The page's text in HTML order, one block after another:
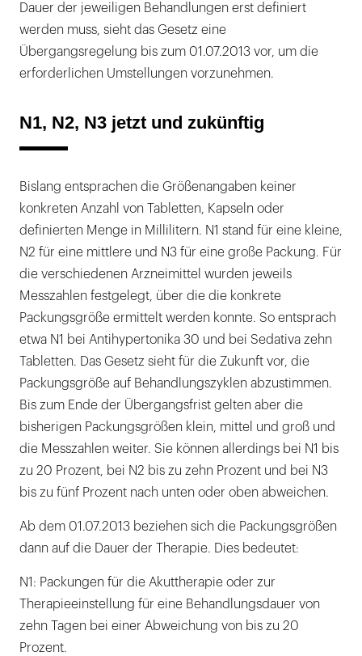
Dauer der jeweiligen Behandlungen erst definiert
werden muss, sieht das Gesetz eine
Übergangsregelung bis zum 01.07.2013 vor, um die
erforderlichen Umstellungen vorzunehmen.
N1, N2, N3 jetzt und zukünftig
Bislang entsprachen die Größenangaben keiner
konkreten Anzahl von Tabletten, Kapseln oder
definierten Menge in Millilitern. N1 stand für eine kleine,
N2 für eine mittlere und N3 für eine große Packung. Für
die verschiedenen Arzneimittel wurden jeweils
Messzahlen festgelegt, über die die konkrete
Packungsgröße ermittelt werden konnte. So entsprach
etwa N1 bei Antihypertonika 30 und bei Sedativa zehn
Tabletten. Das Gesetz sieht für die Zukunft vor, die
Packungsgröße auf Behandlungszyklen abzustimmen.
Bis zum Ende der Übergangsfrist gelten aber die
bisherigen Packungsgrößen klein, mittel und groß und
die Messzahlen weiter. Sie können allerdings bei N1 bis
zu 20 Prozent, bei N2 bis zu zehn Prozent und bei N3
bis zu fünf Prozent nach unten oder oben abweichen.
Ab dem 01.07.2013 beziehen sich die Packungsgrößen
dann auf die Dauer der Therapie. Dies bedeutet:
N1: Packungen für die Akuttherapie oder zur
Therapieeinstellung für eine Behandlungsdauer von
zehn Tagen bei einer Abweichung von bis zu 20
Prozent.